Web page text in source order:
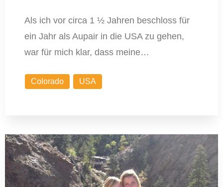
Als ich vor circa 1 ½ Jahren beschloss für
ein Jahr als Aupair in die USA zu gehen,
war für mich klar, dass meine…
Colorado USA